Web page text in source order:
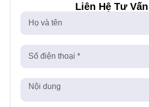
Liên Hệ Tư Vấn